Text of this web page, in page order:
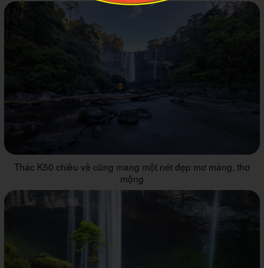
Thác K50 chiều về cũng mang một nét đẹp mơ màng, thơ
mộng